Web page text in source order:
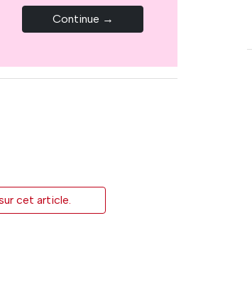
Continue →
cet article.